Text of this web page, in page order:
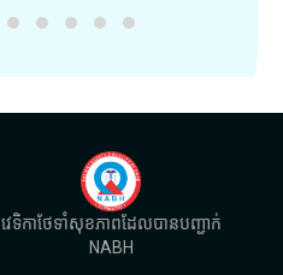
វេទិកាថែទាំសុខភាពដែលបានបញ្ជាក់
NABH